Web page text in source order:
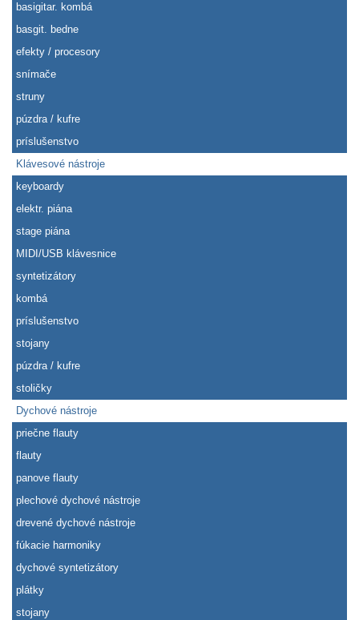
basigitar. kombá
basgit. bedne
efekty / procesory
snímače
struny
púzdra / kufre
príslušenstvo
Klávesové nástroje
keyboardy
elektr. piána
stage piána
MIDI/USB klávesnice
syntetizátory
kombá
príslušenstvo
stojany
púzdra / kufre
stoličky
Dychové nástroje
priečne flauty
flauty
panove flauty
plechové dychové nástroje
drevené dychové nástroje
fúkacie harmoniky
dychové syntetizátory
plátky
stojany